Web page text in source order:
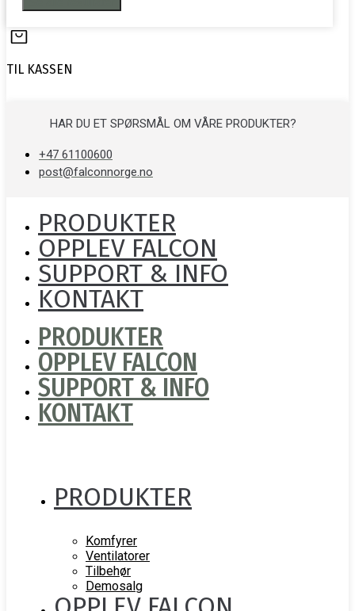
TIL KASSEN
HAR DU ET SPØRSMÅL OM VÅRE PRODUKTER?
+47 61100600
post@falconnorge.no
PRODUKTER
OPPLEV FALCON
SUPPORT & INFO
KONTAKT
PRODUKTER
OPPLEV FALCON
SUPPORT & INFO
KONTAKT
PRODUKTER
Komfyrer
Ventilatorer
Tilbehør
Demosalg